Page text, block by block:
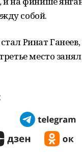
собой.
Ринат
место